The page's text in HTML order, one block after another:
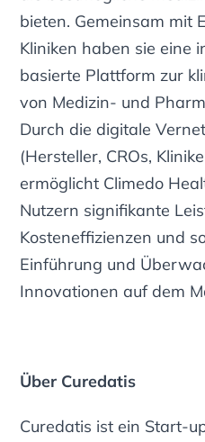
bieten. Gemeinsam mit
Kliniken haben sie eine
basierte Plattform zur
von Medizin- und
Durch die digitale
(Hersteller, CROs,
ermöglicht Climedo
Nutzern signifikante
Kosteneffizienzen und
Einführung und
Innovationen auf dem
Über Curedatis
Curedatis ist ein Start-